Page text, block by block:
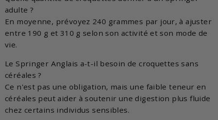
adulte ?
En moyenne, prévoyez 240 grammes par jour, à ajuster
entre 190 g et 310 g selon son activité et son mode de
vie.
Le Springer Anglais a-t-il besoin de croquettes sans
céréales ?
Ce n'est pas une obligation, mais une faible teneur en
céréales peut aider à soutenir une digestion plus fluide
chez certains individus sensibles.